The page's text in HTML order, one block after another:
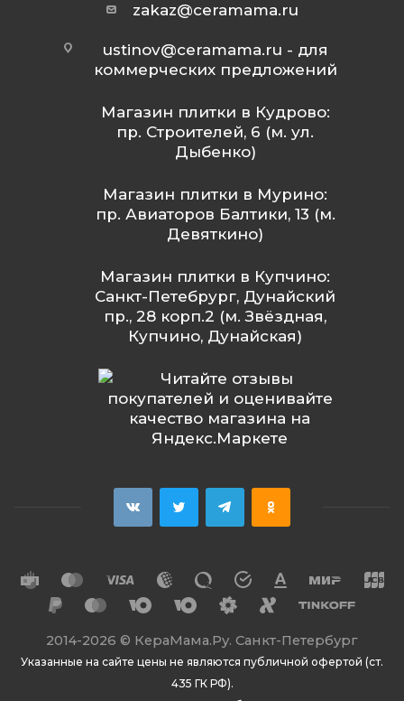
zakaz@ceramama.ru
ustinov@ceramama.ru - для
коммерческих предложений
Магазин плитки в Кудрово:
пр. Строителей, 6 (м. ул.
Дыбенко)
Магазин плитки в Мурино:
пр. Авиаторов Балтики, 13 (м.
Девяткино)
Магазин плитки в Купчино:
Санкт-Петебрург, Дунайский
пр., 28 корп.2 (м. Звёздная,
Купчино, Дунайская)
2014-2026 © КераМама.Ру. Санкт-Петербург
Указанные на сайте цены не являются публичной офертой (ст.
435 ГК РФ).